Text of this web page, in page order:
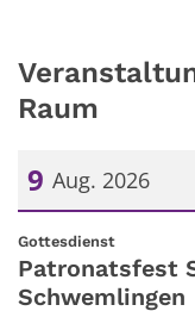
Raum
9 Aug. 2026
Datum: 9. August
Gottesdienst:
Patronatsfest
Schwemlingen